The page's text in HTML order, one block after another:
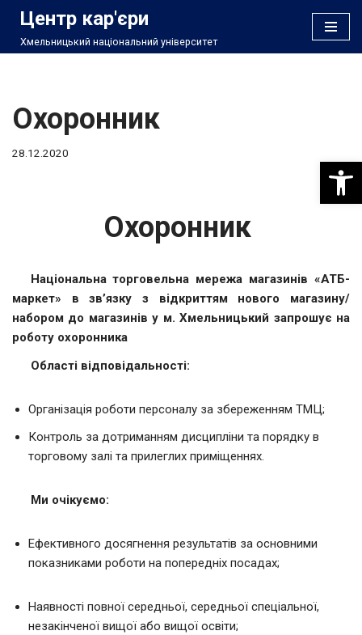
Перейти
Центр кар'єри
Хмельницький національний університет
Охоронник
28.12.2020
Охоронник
Національна торговельна мережа магазинів «АТБ-
маркет» в зв’язку з відкриттям нового магазину/
набором до магазинів у м. Хмельницький запрошує на
роботу охоронника
Області відповідальності:
Організація роботи персоналу за збереженням ТМЦ;
Контроль за дотриманням дисципліни та порядку в
торговому залі та прилеглих приміщеннях.
Ми очікуємо:
Ефективного досягнення результатів за основними
показниками роботи на попередніх посадах;
Наявності повної середньої, середньої спеціальної,
незакінченої вищої або вищої освіти;